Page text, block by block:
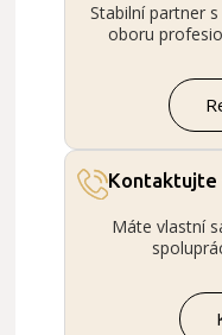
Stabilní partner
oboru
Kontaktujte
Máte vlastní